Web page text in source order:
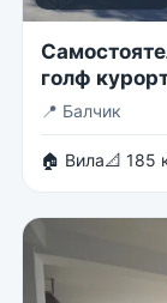
голф
📍 Балчик
🏠 Вила📐 185